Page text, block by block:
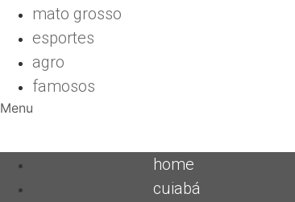
mato grosso
esportes
agro
famosos
Menu
home
cuiabá